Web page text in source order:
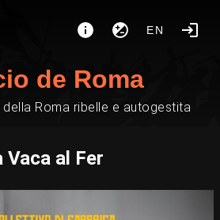
EN
de Roma
Roma ribelle e autogestita
Vaca al Fer